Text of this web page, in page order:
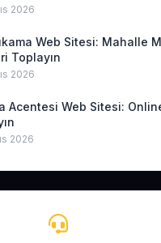
2026
Web Sitesi: Mahalle
Toplayın
2026
Acentesi Web Sitesi:
2026